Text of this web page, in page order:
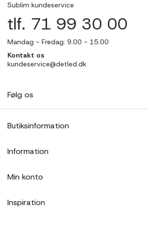
Sublim kundeservice
tlf. 71 99 30 00
Mandag - Fredag: 9.00 - 15.00
Kontakt os
kundeservice@detled.dk
Følg os
Butiksinformation
Information
Min konto
Inspiration